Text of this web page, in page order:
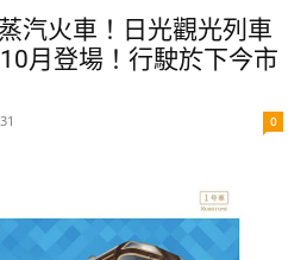
汽火車！日光觀光列車
10月登場！行駛於下今市
0